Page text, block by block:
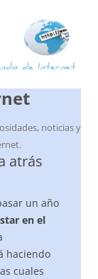
noticias y
atrás
un año
en el
haciendo
cuales